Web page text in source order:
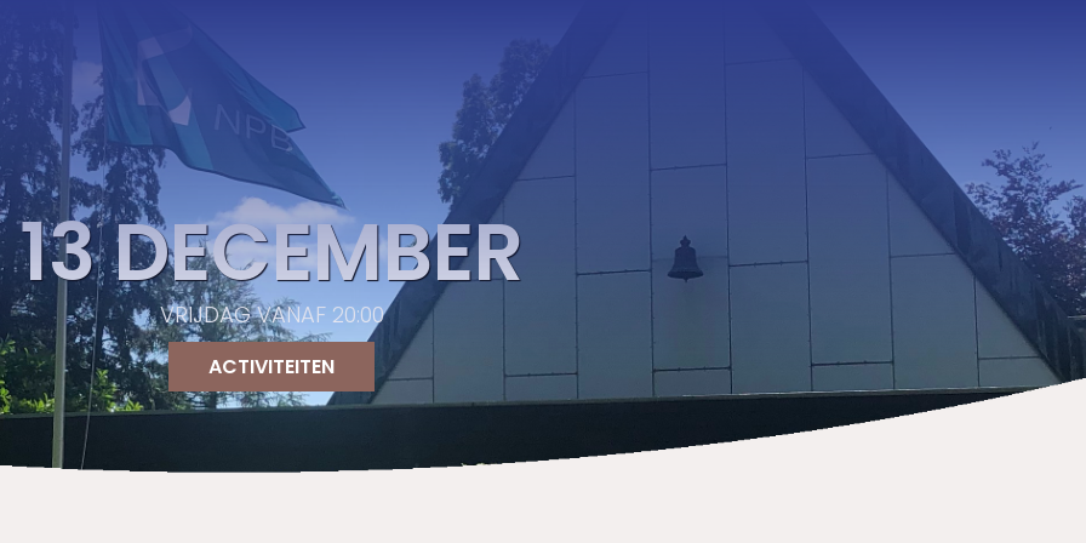
13 DECEMBER
VRIJDAG VANAF 20:00
ACTIVITEITEN